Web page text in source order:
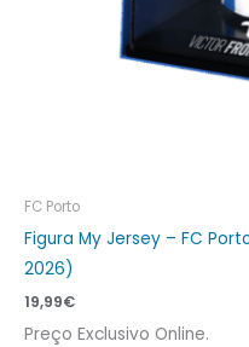
FC Porto
Figura My Jersey – FC
2026)
19,99€
Preço Exclusivo Online.